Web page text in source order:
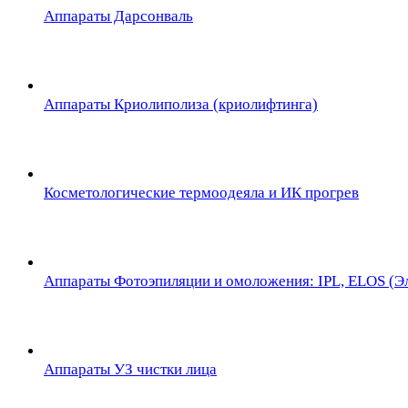
Аппараты Дарсонваль
Аппараты Криолиполиза (криолифтинга)
Косметологические термоодеяла и ИК прогрев
Аппараты Фотоэпиляции и омоложения: IPL, ELOS
Аппараты УЗ чистки лица